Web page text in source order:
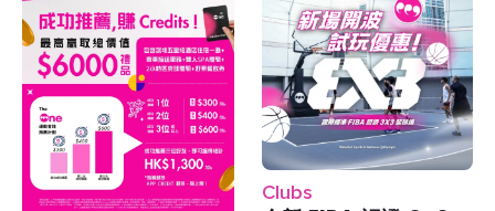
單節課
非會員：$250︲THE ONE 會
員：$125
10節課（有效期 90 日）
非會員：$2,250︲THE ONE
30節課（有效期 180 日）
【
8月限定優惠！JOIN THE
Clubs